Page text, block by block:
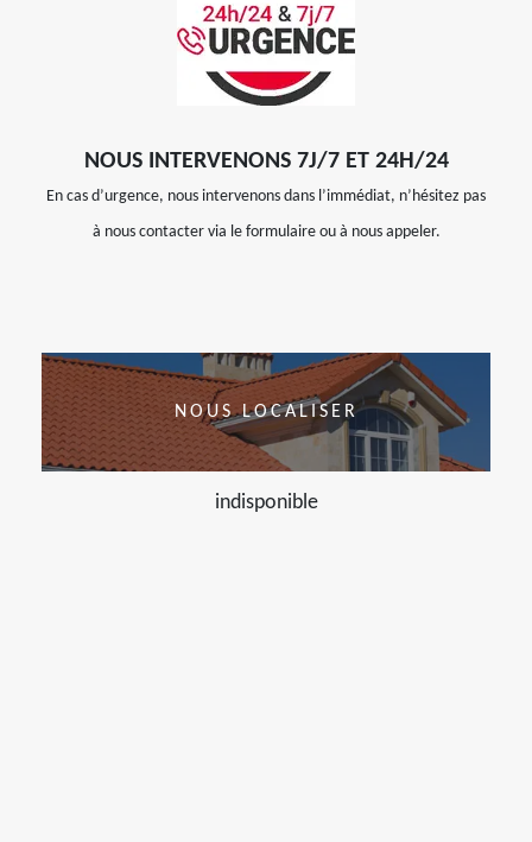
NOUS INTERVENONS 7J/7 ET 24H/24
En cas d’urgence, nous intervenons dans l’immédiat, n’hésitez pas
à nous contacter via le formulaire ou à nous appeler.
NOUS LOCALISER
indisponible